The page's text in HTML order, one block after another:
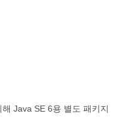
Java SE 6용 별도 패키지